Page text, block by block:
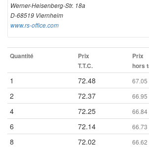
Werner-Heisenberg-Str. 18a
D-68519 Viernheim
www.rs-office.com
Quantité
Prix
T.T.C.
Prix
hors
1 72.48 67.05
2 72.37 66.95
4 72.25 66.84
6 72.14 66.73
8 72.02 66.62